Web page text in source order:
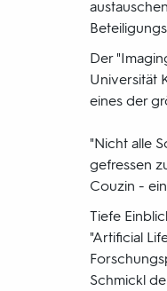
Der
Universität
eines der
"Nicht alle
gefressen
Couzin -
Tiefe
"Artificial
Schmickl